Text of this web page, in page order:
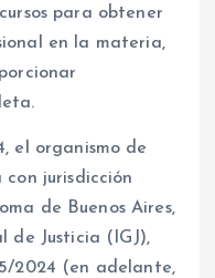
para obtener
en la materia,
el organismo de
jurisdicción
de Buenos Aires,
de Justicia (IGJ),
2024 (en adelante,